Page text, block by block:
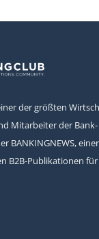
der größten
Mitarbeiter der
BANKINGNEWS,
B2B-Publikationen